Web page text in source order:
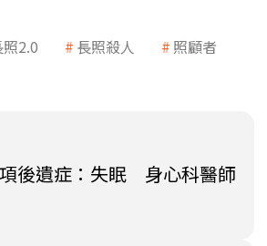
照2.0 長照殺人
照顧者
後遺症：失眠 身心科醫師